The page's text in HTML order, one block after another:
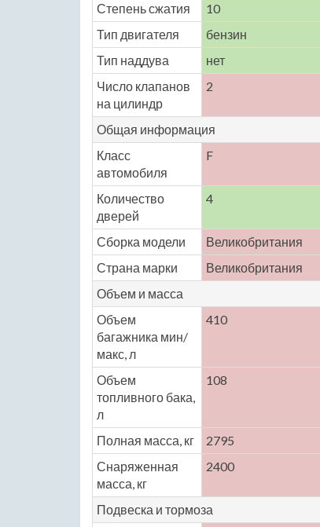
Степень сжатия 10
Тип двигателя
бензин
Тип наддува
нет
Число клапанов
на цилиндр
2
Общая информация
Класс
автомобиля
F
Количество
дверей
4
Сборка модели Великобритания
Страна марки
Великобритания
Объем и масса
Объем
багажника мин/
макс, л
410
Объем
топливного бака,
л
108
Полная масса, кг 2795
Снаряженная
масса, кг
2400
Подвеска и тормоза